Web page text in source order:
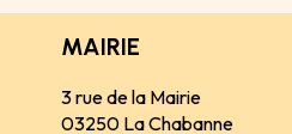
MAIRIE
3 rue de la Mairie
03250 La Chabanne